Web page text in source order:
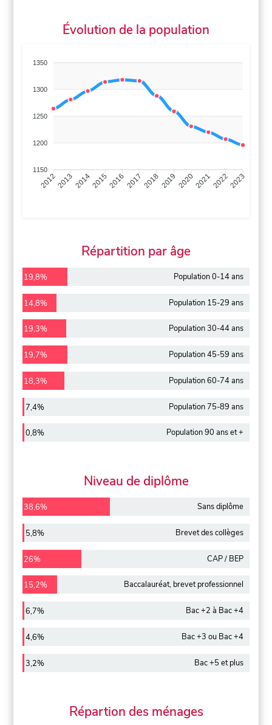
Évolution de la population
1350
1300
1250
1200
1150
201220132014201520162017 20182019 2020202120222023
Répartition par âge
19,8% Population 0-14 ans
14,8% Population 15-29 ans
19,3% Population 30-44 ans
19,7% Population 45-59 ans
18,3% Population 60-74 ans
7,4% Population 75-89 ans
0,8% Population 90 ans et +
Niveau de diplôme
38,6% Sans diplôme
5,8% Brevet des collèges
26% CAP / BEP
15,2% Baccalauréat, brevet professionnel
6,7% Bac +2 à Bac +4
4,6% Bac +3 ou Bac +4
3,2% Bac +5 et plus
Répartion des ménages